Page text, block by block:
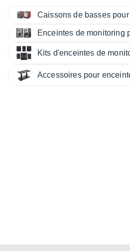
Caissons de basses
Enceintes de monitoring
Kits d'enceintes de
Accessoires pour